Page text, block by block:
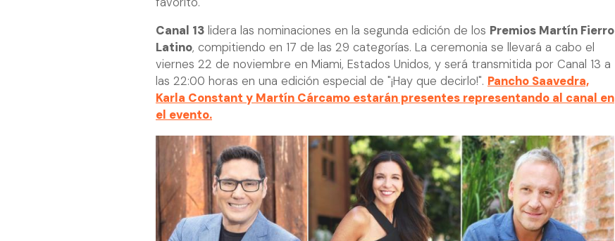
Canal 13 lidera las nominaciones en la segunda edición de los Premios Martín Fierro
Latino, compitiendo en 17 de las 29 categorías. La ceremonia se llevará a cabo el
viernes 22 de noviembre en Miami, Estados Unidos, y será transmitida por Canal 13 a
las 22:00 horas en una edición especial de "¡Hay que decirlo!". Pancho Saavedra,
Karla Constant y Martín Cárcamo estarán presentes representando al canal en
el evento.